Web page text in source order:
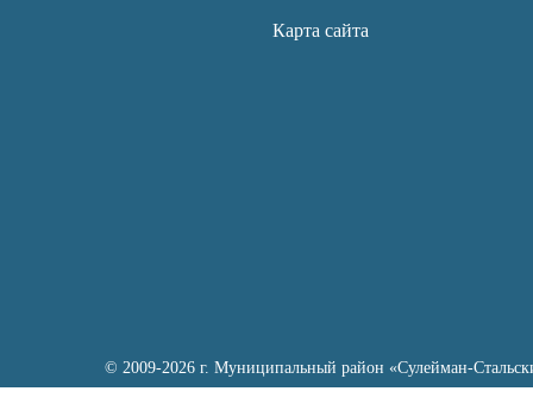
Карта сайта
© 2009-2026 г. Муниципальный район «Сулейман-